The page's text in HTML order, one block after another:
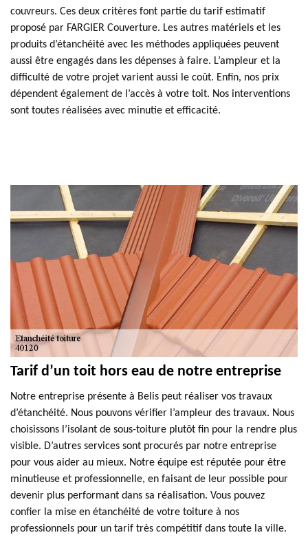
couvreurs. Ces deux critères font partie du tarif estimatif
proposé par FARGIER Couverture. Les autres matériels et les
produits d’étanchéité avec les méthodes appliquées peuvent
aussi être engagés dans les dépenses à faire. L’ampleur et la
difficulté de votre projet varient aussi le coût. Enfin, nos prix
dépendent également de l’accès à votre toit. Nos interventions
sont toutes réalisées avec minutie et efficacité.
Tarif d’un toit hors eau de notre entreprise
Notre entreprise présente à Belis peut réaliser vos travaux
d’étanchéité. Nous pouvons vérifier l’ampleur des travaux. Nous
choisissons l’isolant de sous-toiture plutôt fin pour la rendre plus
visible. D’autres services sont procurés par notre entreprise
pour vous aider au mieux. Notre équipe est réputée pour être
minutieuse et professionnelle, en faisant de leur possible pour
devenir plus performant dans sa réalisation. Vous pouvez
confier la mise en étanchéité de votre toiture à nos
professionnels pour un tarif très compétitif dans toute la ville.